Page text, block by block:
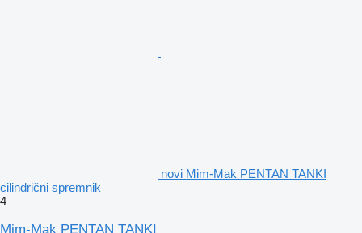
novi Mim-Mak PENTAN TANKI
cilindrični spremnik
4
Mim-Mak PENTAN TANKI